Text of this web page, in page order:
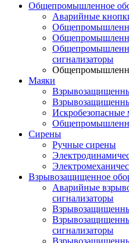
Общепромышленное
Аварийные
сигнализаторы
Маяки
Искробезопасные
Сирены
Ручные сирены
Взрывозащищенное
Аварийные
сигнализаторы
сигнализаторы